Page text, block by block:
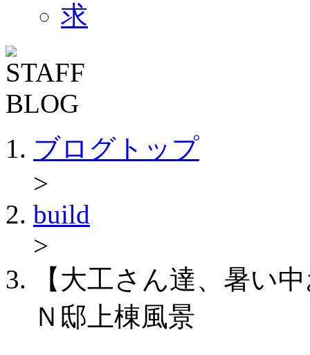
ブログトップ
>
build
>
【大工さん達、暑い
Ｎ邸上棟風景